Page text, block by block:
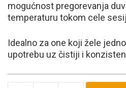
mogućnost pregorevanja
temperaturu tokom cele
Idealno za one koji žele
upotrebu uz čistiji i